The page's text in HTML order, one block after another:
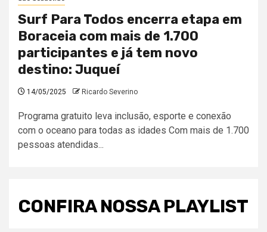
Surf Para Todos encerra etapa em
Boraceia com mais de 1.700
participantes e já tem novo
destino: Juqueí
14/05/2025 Ricardo Severino
Programa gratuito leva inclusão, esporte e conexão
com o oceano para todas as idades Com mais de 1.700
pessoas atendidas...
CONFIRA NOSSA PLAYLIST